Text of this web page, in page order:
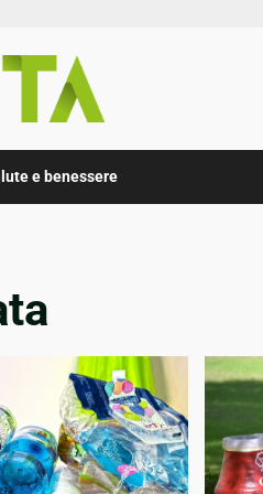
e benessere